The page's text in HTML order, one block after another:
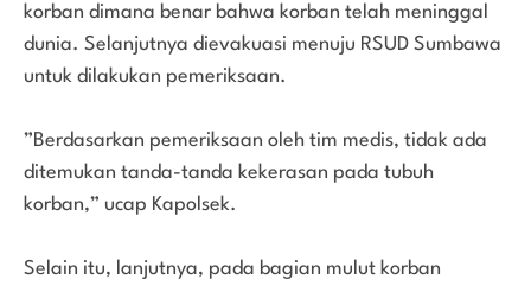
korban dimana benar bahwa korban telah meninggal
dunia. Selanjutnya dievakuasi menuju RSUD Sumbawa
untuk dilakukan pemeriksaan.
”Berdasarkan pemeriksaan oleh tim medis, tidak ada
ditemukan tanda-tanda kekerasan pada tubuh
korban,” ucap Kapolsek.
Selain itu, lanjutnya, pada bagian mulut korban